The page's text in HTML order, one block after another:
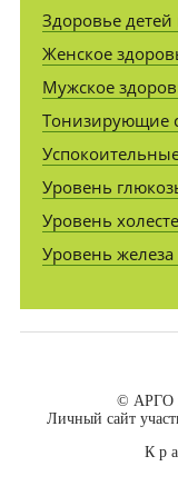
Здоровье детей
Женское
Мужское
Тонизирующие
Уровень
Уровень
Уровень
© АРГО
Личный сайт
К р